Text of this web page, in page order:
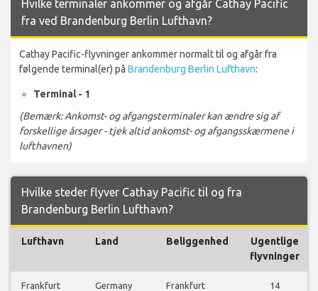
Hvilke terminaler ankommer og afgår Cathay Pacific
fra ved Brandenburg Berlin Lufthavn?
Cathay Pacific-flyvninger ankommer normalt til og afgår fra
følgende terminal(er) på Brandenburg Berlin Lufthavn:
Terminal - 1
(Bemærk: Ankomst- og afgangsterminaler kan ændre sig af
forskellige årsager - tjek altid ankomst- og afgangsskærmene i
lufthavnen)
Hvilke steder flyver Cathay Pacific til og fra
Brandenburg Berlin Lufthavn?
Lufthavn Land Beliggenhed
Ugentlige
flyvninger
Frankfurt
Germany Frankfurt 14